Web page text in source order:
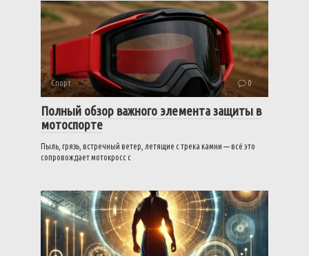
Спорт 0
Полный обзор важного элемента защиты в
мотоспорте
Пыль, грязь, встречный ветер, летящие с трека камни — всё это
сопровождает мотокросс с